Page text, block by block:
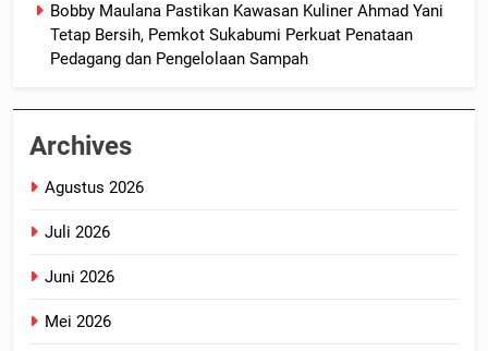
Bobby Maulana Pastikan Kawasan Kuliner Ahmad Yani
Tetap Bersih, Pemkot Sukabumi Perkuat Penataan
Pedagang dan Pengelolaan Sampah
Archives
Agustus 2026
Juli 2026
Juni 2026
Mei 2026